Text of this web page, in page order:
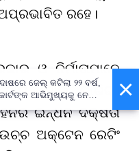
ରହେ।
ଓ ନିର୍ମାତାମାନେ
ହୋଇ ପାରିବ।
ଇନ୍ଧନ ଦକ୍ଷତା
ଉଚ୍ଚ ଅକ୍ଟେନ ରେଟିଂ
×
ଜେଲ୍ କଟିଲା ୨୨ ବର୍ଷ,
ଆଭିମୁଖ୍ୟକୁ ନେଇ